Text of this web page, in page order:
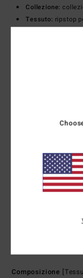
Collezione:
Tessuto: ripstop
Tessuto
realizzato con
Vita Surf Trek
Tessuto Surftrek
bermuda
Tasche:tasche
Tasche cargo
Tasca posteriore
Toppa
Composizione